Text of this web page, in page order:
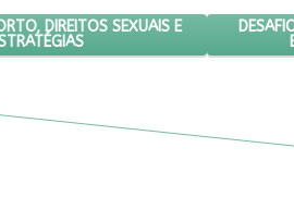
ABORTO, DIREITOS SEXUAIS
DIREITOS SEXUAIS E